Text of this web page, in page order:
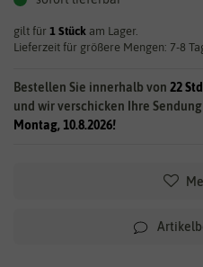
gilt für 1 Stück am Lager.
Lieferzeit für größere Mengen: 7-8
Bestellen Sie innerhalb von 22
und wir verschicken Ihre Sendung
Montag, 10.8.2026!